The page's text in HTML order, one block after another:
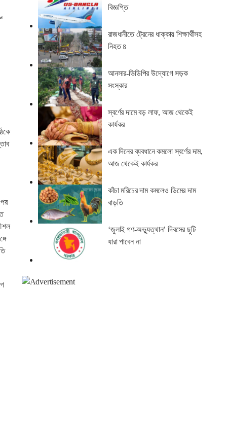
বিজ্ঞপ্তি
রাজধানীতে ট্রেনের ধাক্কায় শিক্ষার্থীসহ
নিহত ৪
আনসার-ভিডিপির উদ্যোগে সড়ক
সংস্কার
স্বর্ণের দামে বড় লাফ, আজ থেকেই
কার্যকর
এক দিনের ব্যবধানে কমলো স্বর্ণের দাম,
আজ থেকেই কার্যকর
কাঁচা মরিচের দাম কমলেও ডিমের দাম
বাড়তি
‘জুলাই গণ-অভ্যুত্থান’ দিবসের ছুটি
যারা পাবেন না